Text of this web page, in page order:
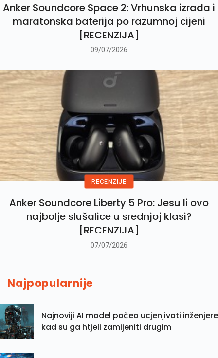
Anker Soundcore Space 2: Vrhunska izrada i
maratonska baterija po razumnoj cijeni
[RECENZIJA]
09/07/2026
RECENZIJE
Anker Soundcore Liberty 5 Pro: Jesu li ovo
najbolje slušalice u srednjoj klasi?
[RECENZIJA]
07/07/2026
Najpopularnije
Najnoviji AI model počeo ucjenjivati inženjere
kad su ga htjeli zamijeniti drugim